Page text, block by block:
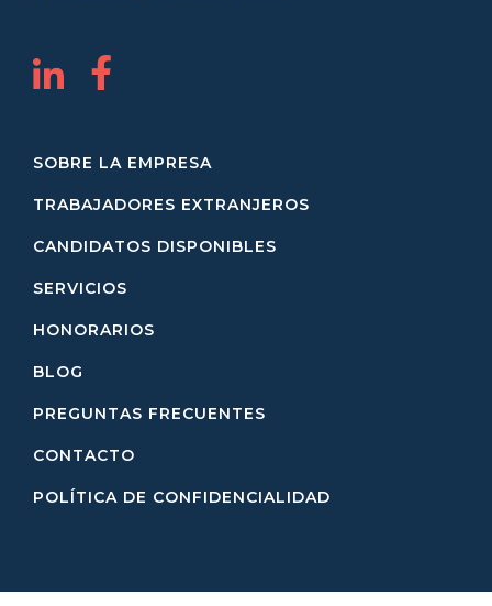
SOBRE LA EMPRESA
TRABAJADORES EXTRANJEROS
CANDIDATOS DISPONIBLES
SERVICIOS
HONORARIOS
BLOG
PREGUNTAS FRECUENTES
CONTACTO
POLÍTICA DE CONFIDENCIALIDAD